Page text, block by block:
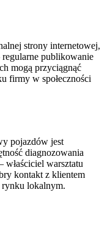
strony internetowej,
regularne publikowanie
mogą przyciągnąć
firmy w społeczności
pojazdów jest
diagnozowania
właściciel warsztatu
kontakt z klientem
rynku lokalnym.